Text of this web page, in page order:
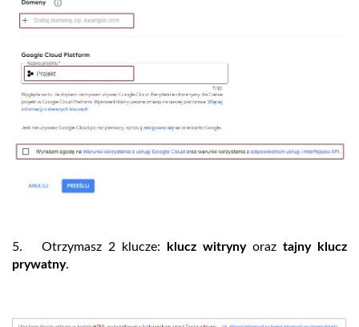
5. Otrzymasz 2 klucze: klucz witrynyoraz tajny klucz
prywatny.